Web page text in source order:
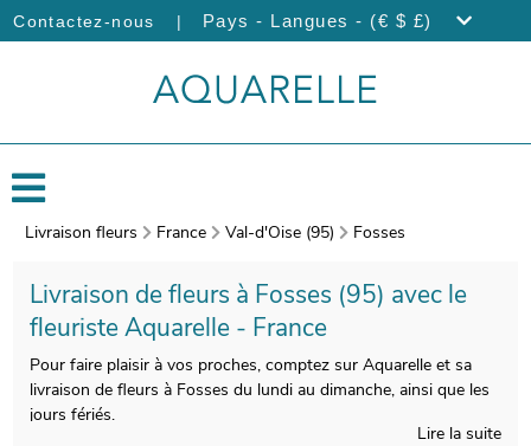
Contactez-nous | Pays - Langues - (€ $ £)
Livraison fleurs France Val-d'Oise (95) Fosses
Livraison de fleurs à Fosses (95) avec le
fleuriste Aquarelle - France
Pour faire plaisir à vos proches, comptez sur Aquarelle et sa
livraison de fleurs à Fosses du lundi au dimanche, ainsi que les
jours fériés.
Lire la suite